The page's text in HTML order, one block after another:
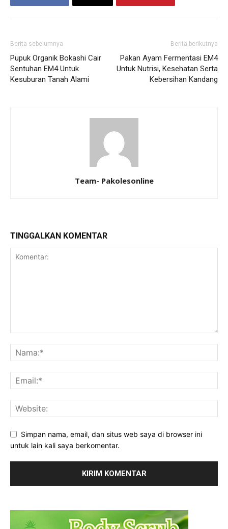
Berita sebelumnya
Pupuk Organik Bokashi Cair
Sentuhan EM4 Untuk
Kesuburan Tanah Alami
Berita berikutnya
Pakan Ayam Fermentasi EM4
Untuk Nutrisi, Kesehatan Serta
Kebersihan Kandang
Team- Pakolesonline
TINGGALKAN KOMENTAR
Simpan nama, email, dan situs web saya di browser ini
untuk lain kali saya berkomentar.